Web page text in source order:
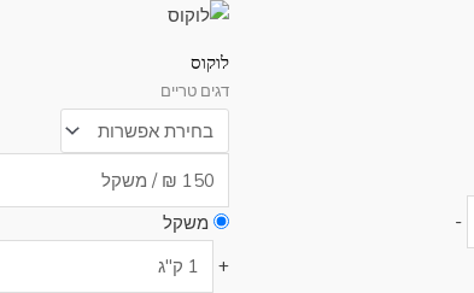
-
לוקוס
דגים טריים
משקל
+
למוצר
מספר
סוגים.
ניתן
לבחור
את
האפשרויות